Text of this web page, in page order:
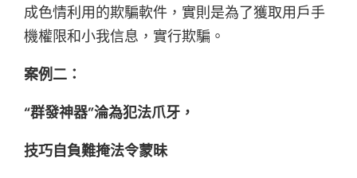
成色情利用的欺騙軟件，實則是為了獲取用戶手
機權限和小我信息，實行欺騙。
案例二：
“群發神器”淪為犯法爪牙，
技巧自負難掩法令蒙昧